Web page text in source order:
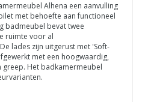
Alhena een aanvulling
met behoefte aan functioneel
badmeubel bevat twee
ruimte voor al
lades zijn uitgerust met 'Soft-
met een hoogwaardig,
greep. Het badkamermeubel